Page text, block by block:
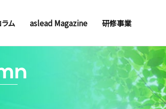
ラム aslead Magazine 研修事業